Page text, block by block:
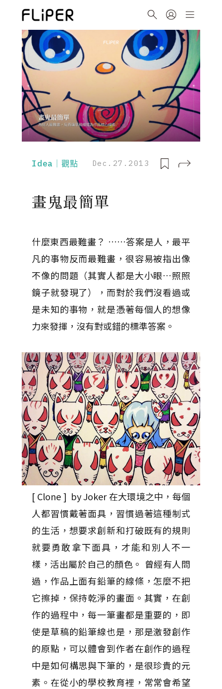
Idea｜觀點 Dec.27.2013
畫鬼最簡單
什麼東西最難畫？ ……答案是人，最平
凡的事物反而最難畫，很容易被指出像
不像的問題（其實人都是大小眼…照照
鏡子就發現了），而對於我們沒看過或
是未知的事物，就是憑著每個人的想像
力來發揮，沒有對或錯的標準答案。
[ Clone ] by Joker 在大環境之中，每個
人都習慣戴著面具，習慣過著這種制式
的生活，想要求創新和打破既有的規則
就要勇敢拿下面具，才能和別人不一
樣，活出屬於自己的顏色。 曾經有人問
過，作品上面有鉛筆的線條，怎麼不把
它擦掉，保持乾淨的畫面。其實，在創
作的過程中，每一筆畫都是重要的，即
使是草稿的鉛筆線也是，那是激發創作
的原點，可以體會到作者在創作的過程
中是如何構思與下筆的，是很珍貴的元
素。在從小的學校教育裡，常常會希望